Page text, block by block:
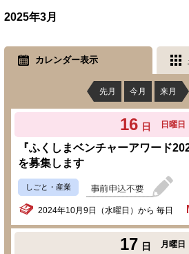
2025年3月
カレンダー表示
先月 今月 来月
16 日 日曜日
『ふくしまベンチャーアワード
を募集します
しごと・産業
2024年10月9日（水曜日）から 毎日
17 日 月曜日